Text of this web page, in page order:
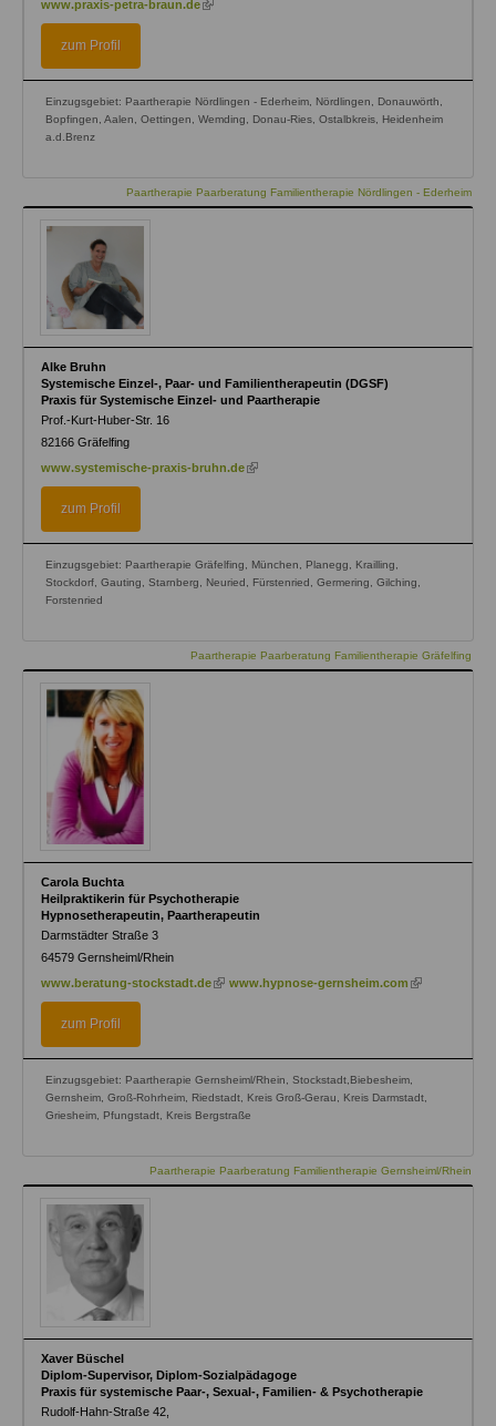
www.praxis-petra-braun.de
zum Profil
Einzugsgebiet: Paartherapie Nördlingen - Ederheim, Nördlingen, Donauwörth,
Bopfingen, Aalen, Oettingen, Wemding, Donau-Ries, Ostalbkreis, Heidenheim
a.d.Brenz
Paartherapie Paarberatung Familientherapie Nördlingen - Ederheim
Alke Bruhn
Systemische Einzel-, Paar- und Familientherapeutin (DGSF)
Praxis für Systemische Einzel- und Paartherapie
Prof.-Kurt-Huber-Str. 16
82166 Gräfelfing
www.systemische-praxis-bruhn.de (link
zum Profil
Einzugsgebiet: Paartherapie Gräfelfing, München, Planegg, Krailling,
Stockdorf, Gauting, Starnberg, Neuried, Fürstenried, Germering, Gilching,
Forstenried
Paartherapie Paarberatung Familientherapie Gräfelfing
Carola Buchta
Heilpraktikerin für Psychotherapie
Hypnosetherapeutin, Paartherapeutin
Darmstädter Straße 3
64579 Gernsheiml/Rhein
www.beratung-stockstadt.de (linkwww.hypnose-gernsheim.com (link
zum Profil
Einzugsgebiet: Paartherapie Gernsheiml/Rhein, Stockstadt,Biebesheim,
Gernsheim, Groß-Rohrheim, Riedstadt, Kreis Groß-Gerau, Kreis Darmstadt,
Griesheim, Pfungstadt, Kreis Bergstraße
Paartherapie Paarberatung Familientherapie Gernsheiml/Rhein
Xaver Büschel
Diplom-Supervisor, Diplom-Sozialpädagoge
Praxis für systemische Paar-, Sexual-, Familien- & Psychotherapie
Rudolf-Hahn-Straße 42,